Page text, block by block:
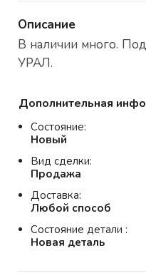
Описание
В наличии много.
УРАЛ.
Дополнительная
Состояние:
Новый
Вид сделки:
Продажа
Доставка:
Любой способ
Состояние детали :
Новая деталь